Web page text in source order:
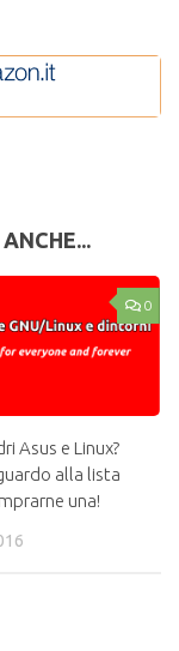
0
Asus e Linux?
alla lista
una!